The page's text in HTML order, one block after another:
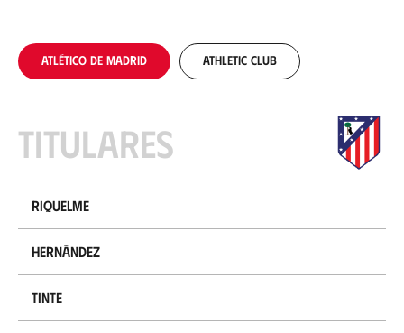
Atlético de Madrid Athletic Club
Titulares
Riquelme
Hernández
Tinte